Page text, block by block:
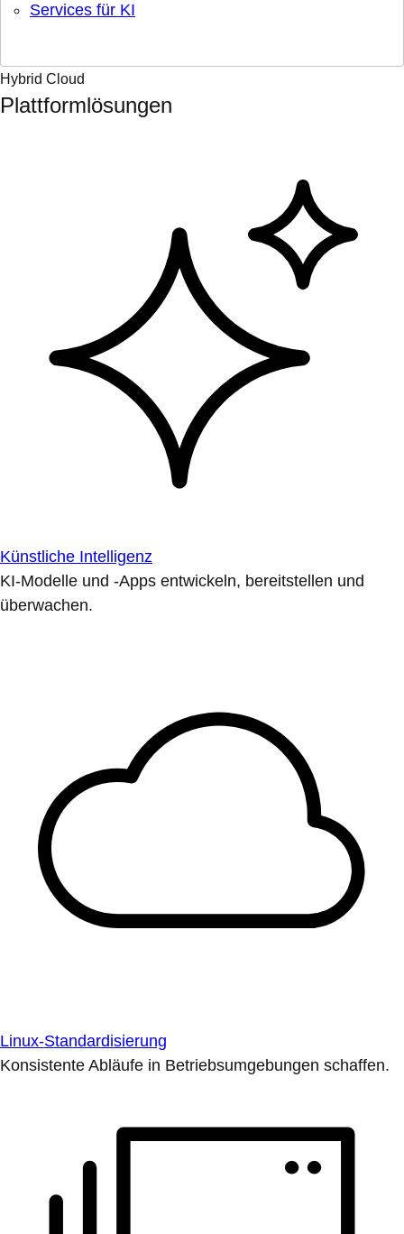
Services für KI
Hybrid Cloud
Plattformlösungen
Künstliche Intelligenz
KI-Modelle und -Apps entwickeln, bereitstellen und
überwachen.
Linux-Standardisierung
Konsistente Abläufe in Betriebsumgebungen schaffen.